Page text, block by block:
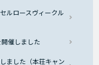
ルロースヴィークル
催しました
ました（本荘キャン